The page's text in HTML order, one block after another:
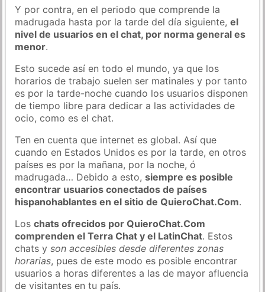
Y por contra, en el periodo que comprende la
madrugada hasta por la tarde del día siguiente,el
nivel de usuarios en el chat, por norma general es
menor.
Esto sucede así en todo el mundo, ya que los
horarios de trabajo suelen ser matinales y por tanto
es por la tarde-noche cuando los usuarios disponen
de tiempo libre para dedicar a las actividades de
ocio, como es el chat.
Ten en cuenta que internet es global. Así que
cuando en Estados Unidos es por la tarde, en otros
países es por la mañana, por la noche, ó
madrugada… Debido a esto,siempre es posible
encontrar usuarios conectados de países
hispanohablantes en el sitio de QuieroChat.Com.
Loschats ofrecidos por QuieroChat.Com
comprenden el Terra Chat y el LatinChat. Estos
chats yson accesibles desde diferentes zonas
horarias, pues de este modo es posible encontrar
usuarios a horas diferentes a las de mayor afluencia
de visitantes en tu país.